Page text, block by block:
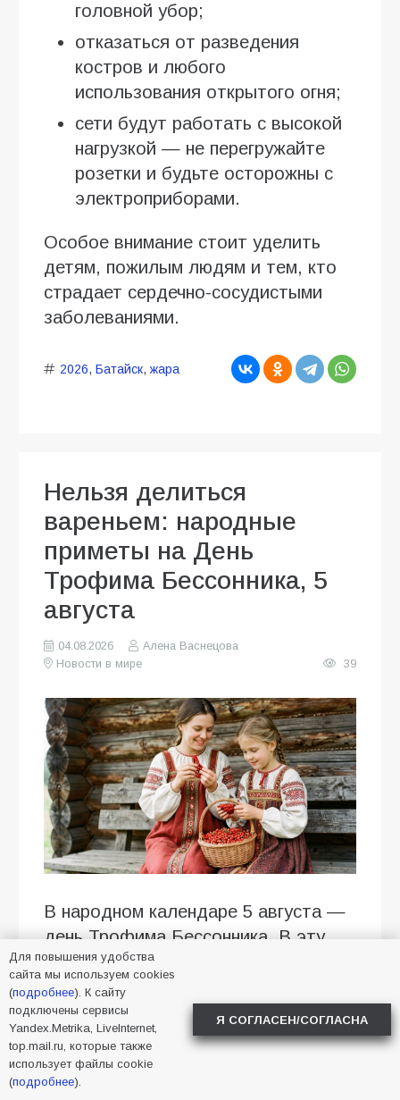
головной убор;
отказаться от разведения
костров и любого
использования открытого огня;
сети будут работать с высокой
нагрузкой — не перегружайте
розетки и будьте осторожны с
электроприборами.
Особое внимание стоит уделить
детям, пожилым людям и тем, кто
страдает сердечно-сосудистыми
заболеваниями.
2026, Батайск, жара
Нельзя делиться
вареньем: народные
приметы на День
Трофима Бессонника, 5
августа
04.08.2026
Алена Васнецова
Новости в мире
39
В народном календаре 5 августа —
день Трофима Бессонника. В эту
дату люди верили, что высшие
силы посылают им вещие сны,
которые нужно уметь толковать.
Верующие люди сегодня чтят
память святого мученика Трофима.
Для повышения удобства
сайта мы используем cookies
(подробнее). К сайту
подключены сервисы
Yandex.Metrika, LiveInternet,
top.mail.ru, которые также
использует файлы cookie
(подробнее).
Я СОГЛАСЕН/СОГЛАСНА